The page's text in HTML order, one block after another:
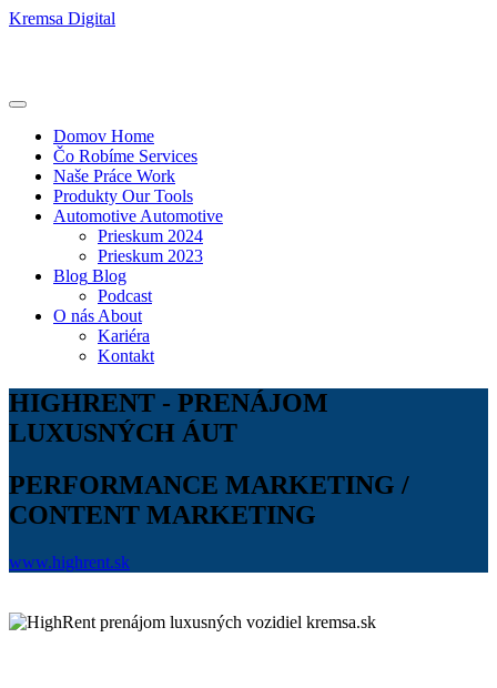
Kremsa Digital
Domov Home
Čo Robíme Services
Naše Práce Work
Produkty Our Tools
Automotive Automotive
Prieskum 2024
Prieskum 2023
Blog Blog
Podcast
O nás About
Kariéra
Kontakt
HIGHRENT - PRENÁJOM
LUXUSNÝCH ÁUT
PERFORMANCE MARKETING /
CONTENT MARKETING
www.highrent.sk